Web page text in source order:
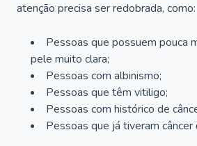
atenção precisa ser redobrada, como:
Pessoas que possuem pouca
pele muito clara;
Pessoas com albinismo;
Pessoas que têm vitiligo;
Pessoas com histórico de
Pessoas que já tiveram câncer